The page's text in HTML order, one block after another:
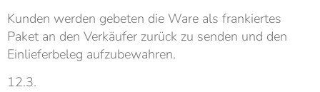
Kunden werden gebeten die Ware als frankiertes
Paket an den Verkäufer zurück zu senden und den
Einlieferbeleg aufzubewahren.
12.3.